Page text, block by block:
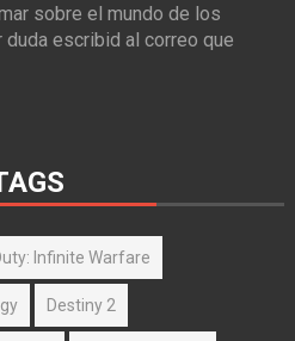
sobre el mundo de los
escribid al correo que
Infinite Warfare
Destiny 2